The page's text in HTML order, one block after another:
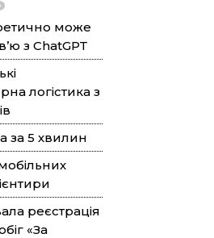
може
з ChatGPT
логістика з
за 5 хвилин
реєстрація
«За